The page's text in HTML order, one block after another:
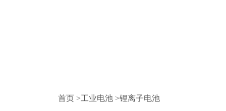
首页 >工业电池 >锂离子电池